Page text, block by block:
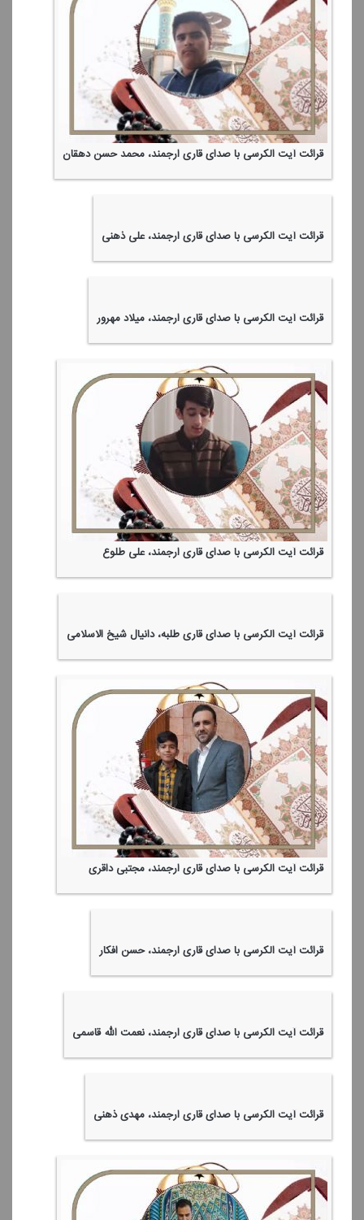
قرائت آیت الكرسی با صدای قاری ارجمند، محمد حسن دهقان
قرائت آیت الكرسی با صدای قاری ارجمند، علی ذهنی
قرائت آیت الكرسی با صدای قاری ارجمند، میلاد مهرور
قرائت آیت الكرسی با صدای قاری ارجمند، علی طلوع
قرائت آیت الكرسی با صدای قاری طلبه، دانیال شیخ الاسلامی
قرائت آیت الكرسی با صدای قاری ارجمند، مجتبی داقری
قرائت آیت الكرسی با صدای قاری ارجمند، حسن افكار
قرائت آیت الكرسی با صدای قاری ارجمند، نعمت الله قاسمی
قرائت آیت الكرسی با صدای قاری ارجمند، مهدی ذهنی